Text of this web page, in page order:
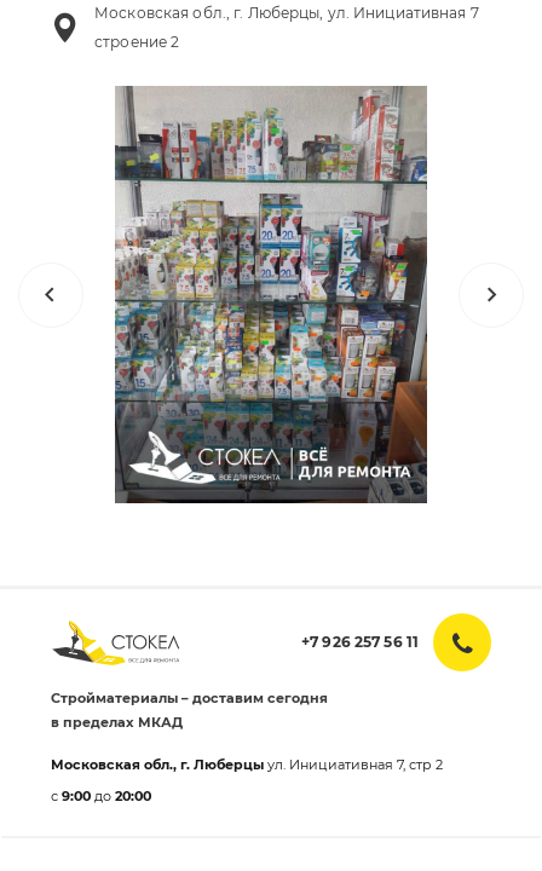
Московская обл., г. Люберцы, ул. Инициативная 7
строение 2
+7 926 257 56 11
Стройматериалы – доставим сегодня
в пределах МКАД
Московская обл., г. Люберцы ул. Инициативная 7, стр 2
с 9:00 до 20:00